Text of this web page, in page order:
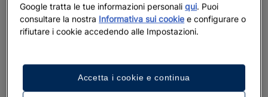
Google tratta le tue informazioni personaliqui. Puoi
consultare la nostra Informativa sui cookie e configurare o
rifiutare i cookie accedendo alle Impostazioni.
Accetta i cookie e continua